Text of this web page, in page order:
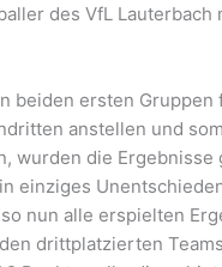
des VfL
ersten Gruppen
anstellen und
wurden die
einziges
nun alle erspielten
drittplatzierten